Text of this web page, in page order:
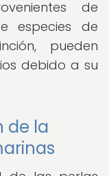
de
especies de
pueden
debido a su
de la